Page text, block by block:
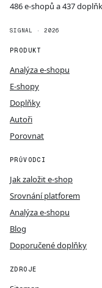
486 e-shopů a 437
SIGNAL · 2026
PRODUKT
Analýza e-shopu
E-shopy
Doplňky
Autoři
Porovnat
PRŮVODCI
Jak založit e-shop
Srovnání platforem
Analýza e-shopu
Blog
Doporučené doplňky
ZDROJE